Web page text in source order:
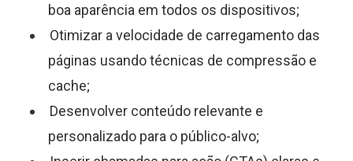
boa aparência em todos os dispositivos;
Otimizar a velocidade de carregamento das
páginas usando técnicas de compressão e
cache;
Desenvolver conteúdo relevante e
personalizado para o público-alvo;